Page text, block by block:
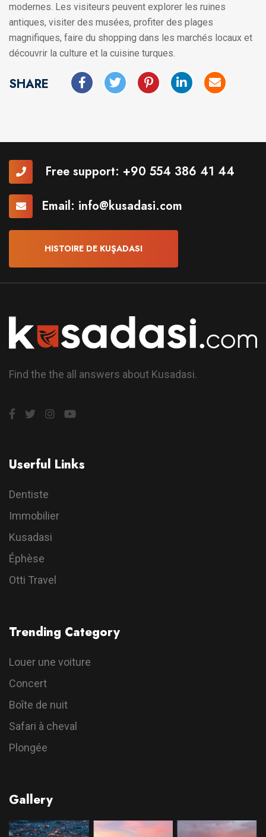
modernes. Les visiteurs peuvent explorer les ruines
antiques, visiter des musées, profiter des plages
magnifiques, faire du shopping dans les marchés locaux et
découvrir la culture et la cuisine turques.
SHARE
Free support: +90 554 386 41 44
Email: info@kusadasi.com
HISTOIRE DE KUŞADASI
Find the the all answers about Kusadasi.
Userful Links
Dentiste
Immobilier
Kusadasi
Éphèse
Otti Travel
Trending Category
Louer une voiture
Concert
Boîte de nuit
Safari à cheval
Plongée
Gallery